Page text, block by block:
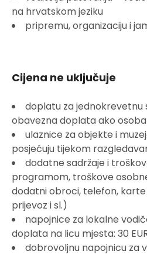
na hrvatskom jeziku
pripremu, organizaciju i
Cijena ne uključuje
doplatu za jednokrevetnu
obavezna doplata ako
ulaznice za objekte i
posjećuju tijekom
dodatne sadržaje i
programom, troškove
dodatni obroci, telefon, karte
prijevoz i sl.)
napojnice za lokalne
doplata na licu mjesta: 30
dobrovoljnu napojnicu za